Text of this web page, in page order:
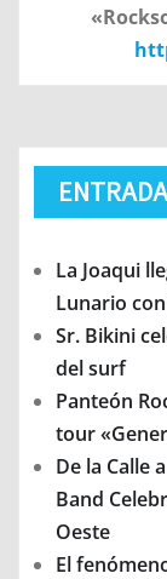
La Joaqui
Lunario
Sr. Bikini
del surf
Panteón
tour
De la Calle
Band
Oeste
El